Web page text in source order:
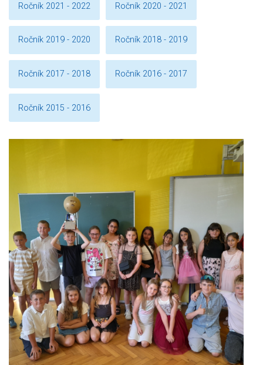
Ročník 2021 - 2022 Ročník 2020 - 2021
Ročník 2019 - 2020 Ročník 2018 - 2019
Ročník 2017 - 2018 Ročník 2016 - 2017
Ročník 2015 - 2016